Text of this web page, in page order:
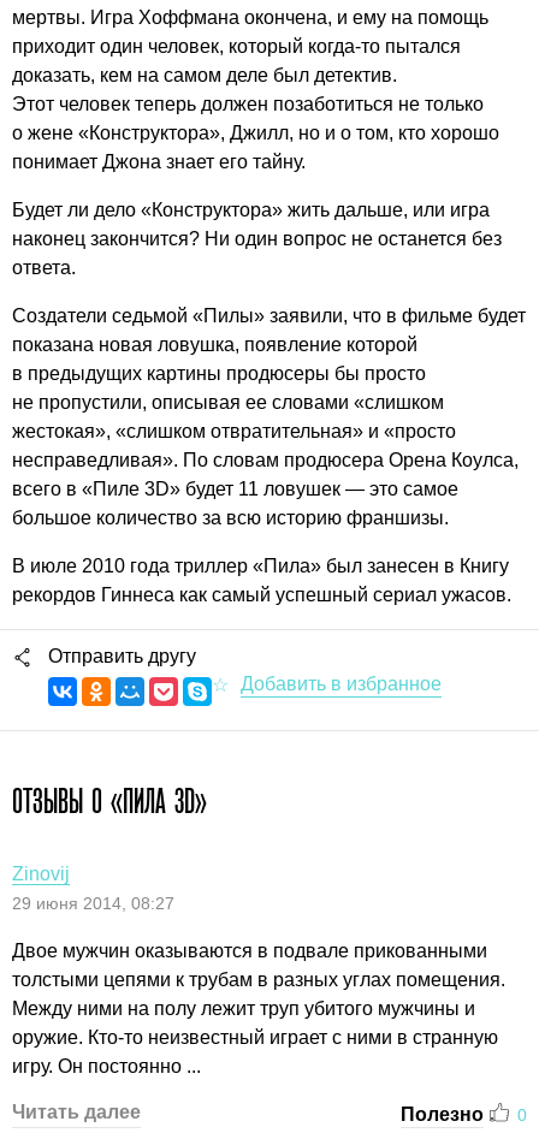
мертвы. Игра Хоффмана окончена, и ему на помощь
приходит один человек, который когда-то пытался
доказать, кем на самом деле был детектив.
Этот человек теперь должен позаботиться не только
о жене «Конструктора», Джилл, но и о том, кто хорошо
понимает Джона знает его тайну.
Будет ли дело «Конструктора» жить дальше, или игра
наконец закончится? Ни один вопрос не останется без
ответа.
Создатели седьмой «Пилы» заявили, что в фильме будет
показана новая ловушка, появление которой
в предыдущих картины продюсеры бы просто
не пропустили, описывая ее словами «слишком
жестокая», «слишком отвратительная» и «просто
несправедливая». По словам продюсера Орена Коулса,
всего в «Пиле 3D» будет 11 ловушек — это самое
большое количество за всю историю франшизы.
В июле 2010 года триллер «Пила» был занесен в Книгу
рекордов Гиннеса как самый успешный сериал ужасов.
Отправить другу
ОТЗЫВЫ О «ПИЛА 3D»
Zinovij
29 июня 2014, 08:27
Двое мужчин оказываются в подвале прикованными
толстыми цепями к трубам в разных углах помещения.
Между ними на полу лежит труп убитого мужчины и
оружие. Кто-то неизвестный играет с ними в странную
игру. Он постоянно ...
Читать далее Полезно 0